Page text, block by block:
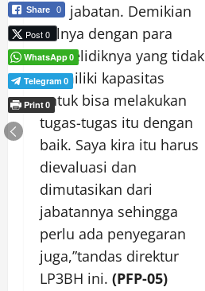
dari jabatan. Demikian
halnya dengan para
penyelidiknya yang tidak
memiliki kapasitas
untuk bisa melakukan
tugas-tugas itu dengan
baik. Saya kira itu harus
dievaluasi dan
dimutasikan dari
jabatannya sehingga
perlu ada penyegaran
juga,”tandas direktur
LP3BH ini. (PFP-05)
Share 0
Post 0
WhatsApp0
Telegram 0
Print0